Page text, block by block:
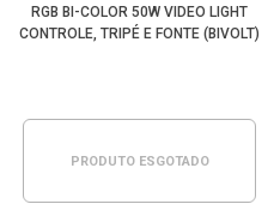
RGB BI-COLOR 50W VIDEO LIGHT
CONTROLE, TRIPÉ E FONTE (BIVOLT)
PRODUTO ESGOTADO